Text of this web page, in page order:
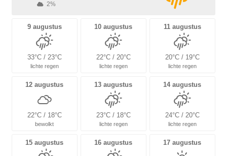
2%
9 augustus
33°C / 23°C
lichte regen
10 augustus
22°C / 20°C
lichte regen
11 augustus
20°C / 19°C
lichte regen
12 augustus
22°C / 18°C
bewolkt
13 augustus
23°C / 18°C
lichte regen
14 augustus
24°C / 20°C
lichte regen
15 augustus 16 augustus 17 augustus